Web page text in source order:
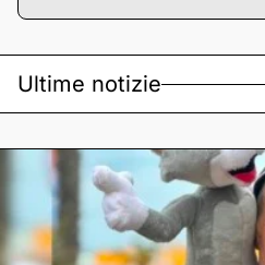
Ultime notizie